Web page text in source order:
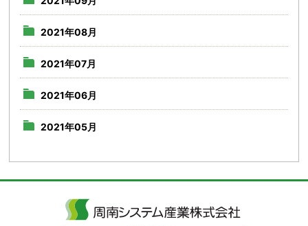
2021年08月
2021年07月
2021年06月
2021年05月